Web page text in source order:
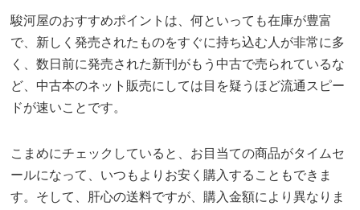
駿河屋のおすすめポイントは、何といっても在庫が豊富
で、新しく発売されたものをすぐに持ち込む人が非常に多
く、数日前に発売された新刊がもう中古で売られているな
ど、中古本のネット販売にしては目を疑うほど流通スピー
ドが速いことです。
こまめにチェックしていると、お目当ての商品がタイムセ
ールになって、いつもよりお安く購入することもできま
す。そして、肝心の送料ですが、購入金額により異なりま